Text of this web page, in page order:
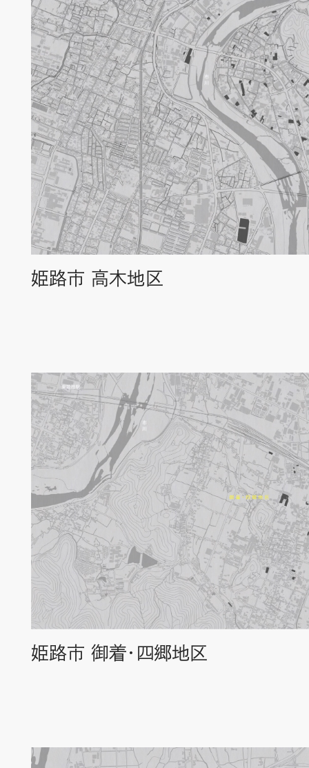
姫路市 高木地区
姫路市 御着・四郷地区